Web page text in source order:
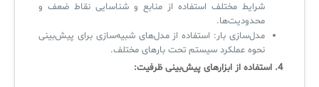
شرایط مختلف استفاده از منابع و شناسایی نقاط ضعف و
محدودیت‌ها.
مدل‌سازی بار: استفاده از مدل‌های شبیه‌سازی برای پیش‌بینی
نحوه عملکرد سیستم تحت بارهای مختلف.
4. استفاده از ابزارهای پیش‌بینی ظرفیت:
سلف سرویس کاربران